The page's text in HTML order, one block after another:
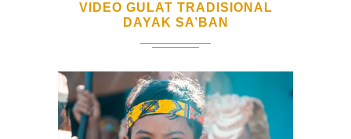
VIDEO GULAT TRADISIONAL
DAYAK SA’BAN